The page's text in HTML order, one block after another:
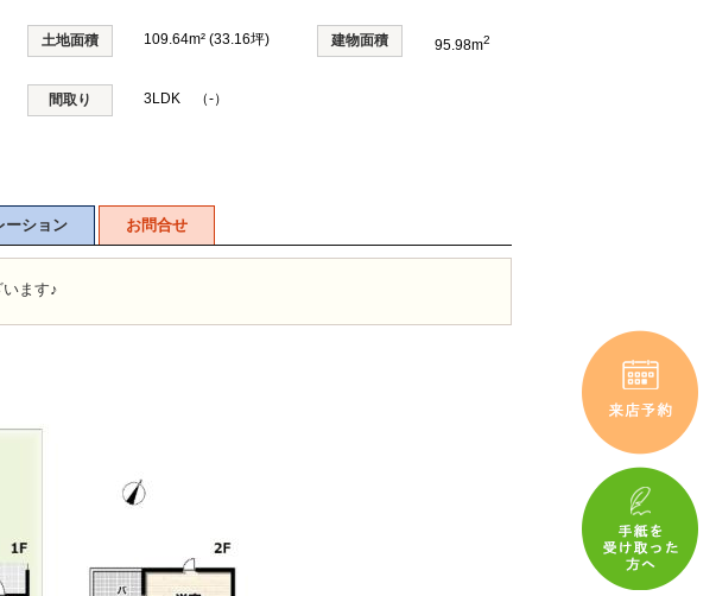
土地面積 109.64m² (33.16坪) 建物面積 95.98m2
間取り 3LDK （-）
ーション お問合せ
ます♪